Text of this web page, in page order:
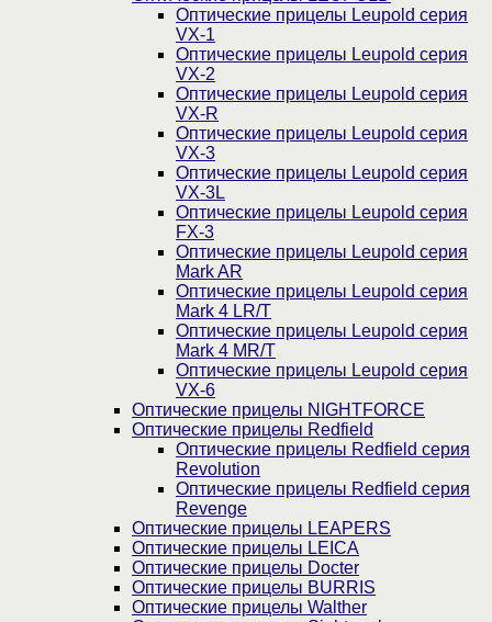
Оптические прицелы Leupold серия
VX-1
Оптические прицелы Leupold серия
VX-2
Оптические прицелы Leupold серия
VX-R
Оптические прицелы Leupold серия
VX-3
Оптические прицелы Leupold серия
VX-3L
Оптические прицелы Leupold серия
FX-3
Оптические прицелы Leupold серия
Mark AR
Оптические прицелы Leupold серия
Mark 4 LR/T
Оптические прицелы Leupold серия
Mark 4 MR/T
Оптические прицелы Leupold серия
VX-6
Оптические прицелы NIGHTFORCE
Оптические прицелы Redfield
Оптические прицелы Redfield серия
Revolution
Оптические прицелы Redfield серия
Revenge
Оптические прицелы LEAPERS
Оптические прицелы LEICA
Оптические прицелы Docter
Оптические прицелы BURRIS
Оптические прицелы Walther